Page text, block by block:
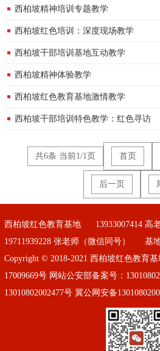
西柏坡精神培训专题教学
西柏坡红色培训：深度现场教学
西柏坡干部培训基地互动教学
西柏坡精神体验教学
西柏坡红色教育基地激情教学
西柏坡干部培训特色教学：红色寻访
共6条 当前1/1页 首页
后一页
西柏坡红色教育基地
13933007414 高
19711939228 张老师（微信同号）
基
Copyright © 2018-2021 西柏坡红色教育
17009669号 网站公安部备案号：
13010802002477号 冀公网安备